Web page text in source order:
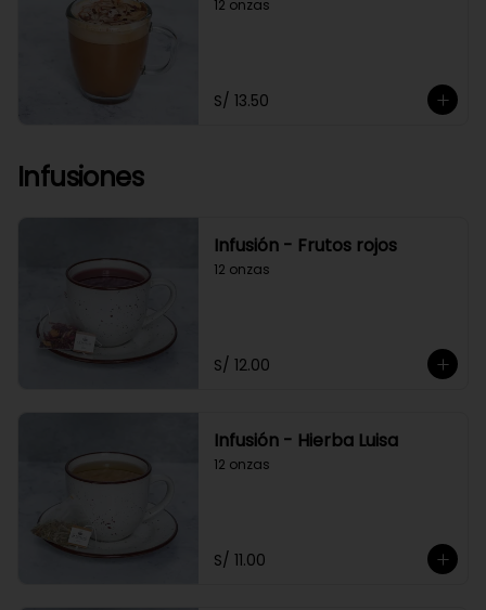
12 onzas
S/ 13.50
Infusiones
Infusión - Frutos rojos
12 onzas
S/ 12.00
Infusión - Hierba Luisa
12 onzas
S/ 11.00